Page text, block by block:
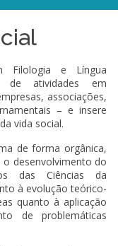
Filologia e Língua
de atividades em
associações,
– e insere
vida social.
de forma orgânica,
o desenvolvimento do
das Ciências da
à evolução teórico-
quanto à aplicação
de problemáticas